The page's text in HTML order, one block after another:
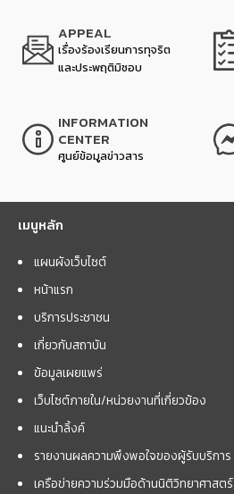
APPEAL
เรื่องร้องเรียนการทุจริต
และประพฤติมิชอบ
INFORMATION
CENTER
ศูนย์ข้อมูลข่าวสาร
เมนูหลัก
แผนผังเว็บไซต์
หน้าแรก
บริการประชาชน
เกี่ยวกับสถาบัน
ข้อมูลเผยแพร่
เว็บไซต์ภายใน/หน่วยงานที่เกี่ยวข้อง
แนะนำลิ้งค์
รายงานผลความพึงพอใจของผู้รับบริการ
เครือข่ายความร่วมมือด้านนิติวิทยาศาสตร์